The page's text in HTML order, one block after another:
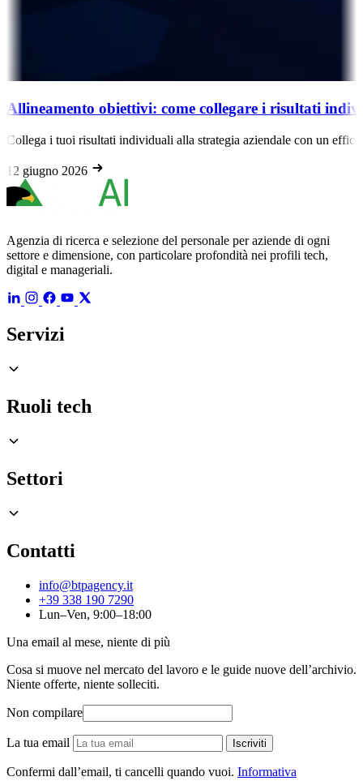
Allineamento obiettivi: come collegare i risultati
Collega i tuoi risultati individuali alla strategia aziendale con un
12 giugno 2026
Agenzia di ricerca e selezione del personale per aziende di ogni
settore e dimensione, con particolare profondità nei profili tech,
digital e manageriali.
Servizi
Ruoli tech
Settori
Contatti
info@btpagency.it
+39 338 190 7290
Lun–Ven, 9:00–18:00
Una email al mese, niente di più
Cosa si muove nel mercato del lavoro e le guide nuove dell’archivio.
Niente offerte, niente solleciti.
Non compilare
La tua email Iscriviti
Confermi dall’email, ti cancelli quando vuoi. Informativa